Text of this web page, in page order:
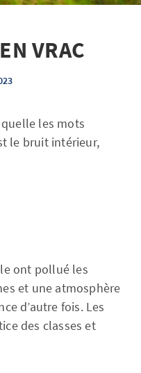
VRAC
les mots
le bruit intérieur,
ont pollué les
et une atmosphère
d’autre fois. Les
des classes et